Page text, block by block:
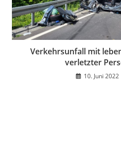
Verkehrsunfall mit
verletzter
10. Juni 2022